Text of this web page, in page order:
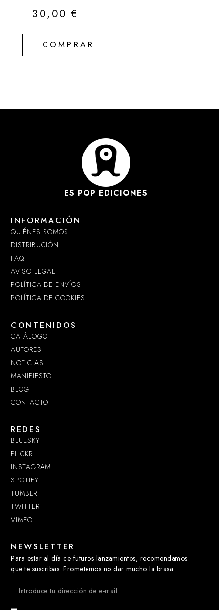
30,00€
COMPRAR
ES POP EDICIONES
INFORMACIÓN
QUIÉNES SOMOS
DISTRIBUCIÓN
FAQ
AVISO LEGAL
POLÍTICA DE ENVÍOS
POLÍTICA DE COOKIES
CONTENIDOS
CATÁLOGO
AUTORES
NOTICIAS
MANIFIESTO
BLOG
CONTACTO
REDES
BLUESKY
FLICKR
INSTAGRAM
SPOTIFY
TUMBLR
TWITTER
VIMEO
NEWSLETTER
Para estar al día de futuros lanzamientos, recomendamos
que te suscribas. Prometemos no dar mucho la brasa.